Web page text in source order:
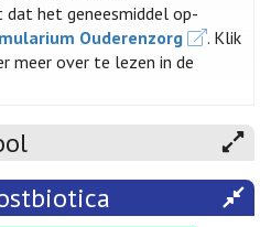
dat het geneesmiddel op-
Ouderenzorg
. Klik
meer over te lezen in de